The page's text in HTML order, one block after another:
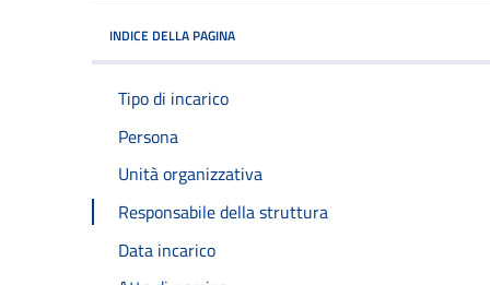
INDICE DELLA PAGINA
Tipo di incarico
Persona
Unità organizzativa
Responsabile della struttura
Data incarico